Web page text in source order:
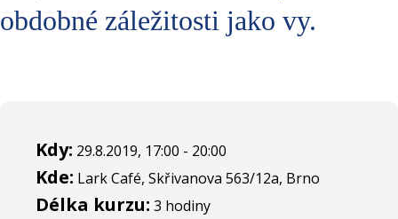
obdobné záležitosti jako vy.
Kdy: 29.8.2019, 17:00 - 20:00
Kde: Lark Café, Skřivanova 563/12a, Brno
Délka kurzu: 3 hodiny